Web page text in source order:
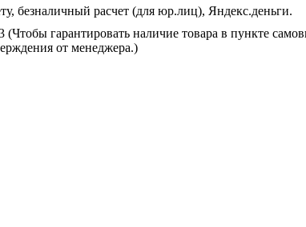
безналичный расчет (для юр.лиц), Яндекс.деньги.
гарантировать наличие товара в пункте
от менеджера.)